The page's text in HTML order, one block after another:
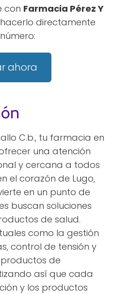
con Farmacia Pérez Y
directamente
ahora
C.b., tu farmacia en
una atención
y cercana a todos
el corazón de Lugo,
en un punto de
buscan soluciones
de salud.
como la gestión
control de tensión y
de
así que cada
y los productos